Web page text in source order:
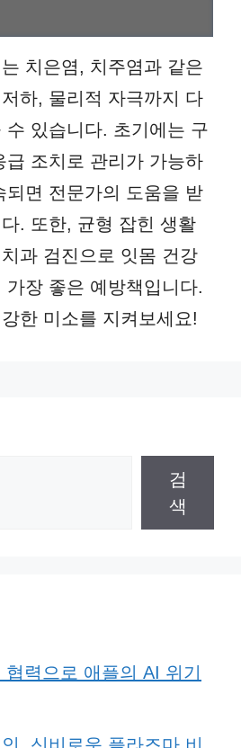
치은염, 치주염과 같은
하, 물리적 자극까지 다
수 있습니다. 초기에는 구
급 조치로 관리가 가능하
되면 전문가의 도움을 받
. 또한, 균형 잡힌 생활
과 검진으로 잇몸 건강
가장 좋은 예방책입니다.
한 미소를 지켜보세요!
검
색
력으로 애플의 AI 위기